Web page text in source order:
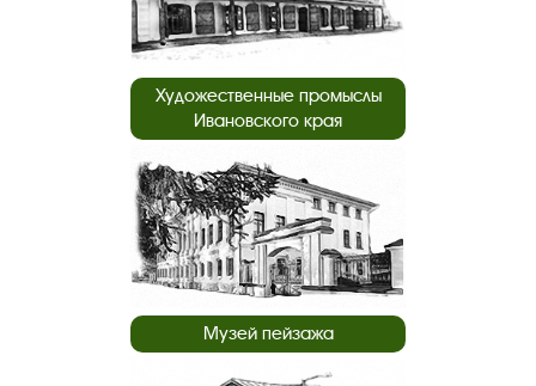
Художественные промыслы
Ивановского края
Музей пейзажа